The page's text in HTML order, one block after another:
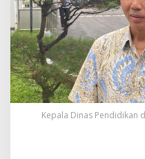
Kepala Dinas Pendidikan